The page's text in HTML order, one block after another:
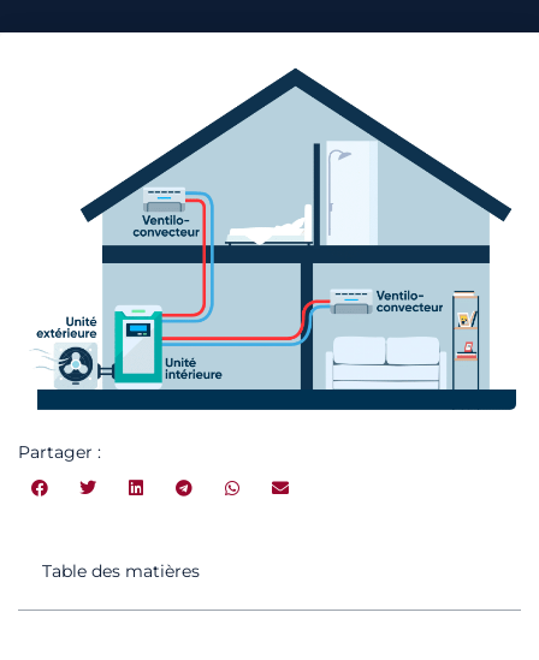
Partager :
Table des matières